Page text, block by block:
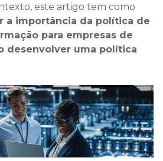
este artigo tem como
a importância da política de
para empresas de
desenvolver uma política